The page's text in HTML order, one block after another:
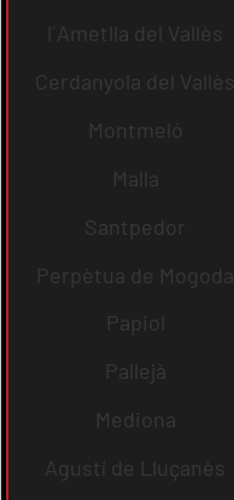
l´Ametlla del Vallès
Cerdanyola del Vallès
Montmeló
Malla
Santpedor
Perpètua de Mogoda
Papiol
Pallejà
Mediona
Agustí de Lluçanès